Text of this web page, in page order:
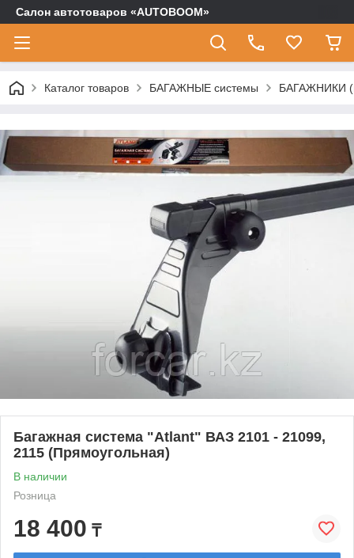
Салон автотоваров «AUTOBOOM»
Каталог товаров БАГАЖНЫЕ системы БАГАЖНИКИ
Багажная система "Atlant" ВАЗ 2101 - 21099,
2115 (Прямоугольная)
В наличии
Розница
18 400 ₸